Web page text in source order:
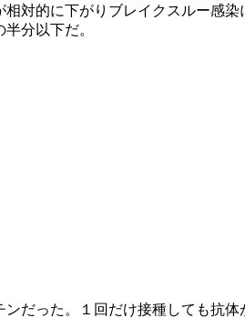
相対的に下がりブレイクスルー感
分以下だ。
だった。１回だけ接種しても抗